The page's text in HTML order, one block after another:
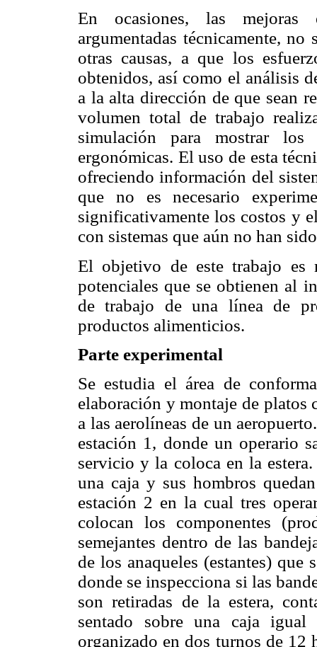
En ocasiones, las mejoras
argumentadas técnicamente,
otras causas, a que los
obtenidos, así como el análisis
a la alta dirección de que sean
volumen total de trabajo
simulación para mostrar los
ergonómicas. El uso de esta
ofreciendo información del
que no es necesario
significativamente los costos y
con sistemas que aún no han
El objetivo de este trabajo es
potenciales que se obtienen al
de trabajo de una línea de
productos alimenticios.
Parte experimental
Se estudia el área de
elaboración y montaje de platos
a las aerolíneas de un
estación 1, donde un operario
servicio y la coloca en la
una caja y sus hombros
estación 2 en la cual tres
colocan los componentes
semejantes dentro de las
de los anaqueles (estantes) que
donde se inspecciona si las
son retiradas de la estera,
sentado sobre una caja
organizado en dos turnos de 12